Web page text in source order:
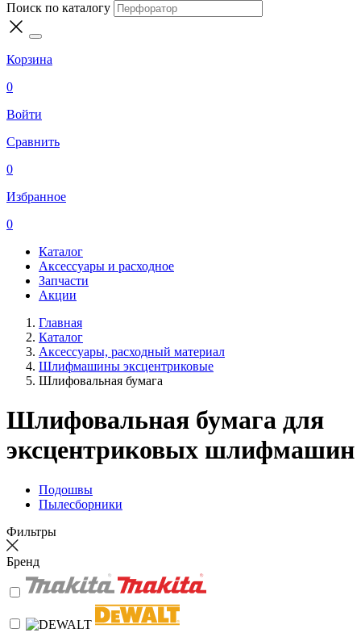
Поиск по каталогу
Корзина
0
Войти
Сравнить
0
Избранное
0
Каталог
Аксессуары и расходное
Запчасти
Акции
Главная
Каталог
Аксессуары, расходный материал
Шлифмашины эксцентриковые
Шлифовальная бумага
Шлифовальная бумага для
эксцентриковых шлифмашин
Подошвы
Пылесборники
Фильтры
Бренд